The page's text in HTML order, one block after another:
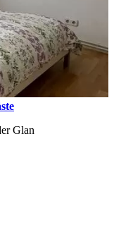
Glan